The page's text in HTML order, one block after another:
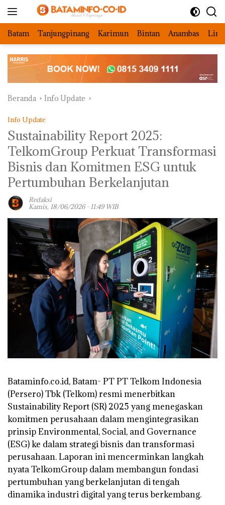
Batam Tanjungpinang Karimun Bintan Anambas
Beranda Info Update
Info Update
Sustainability Report 2025:
TelkomGroup Perkuat Transformasi
Bisnis dan Komitmen ESG untuk
Pertumbuhan Berkelanjutan
Redaksi
Kamis, 18/06/2026 - 11:49 WIB
Bataminfo.co.id, Batam- PT PT Telkom Indonesia
(Persero) Tbk (Telkom) resmi menerbitkan
Sustainability Report (SR) 2025 yang menegaskan
komitmen perusahaan dalam mengintegrasikan
prinsip Environmental, Social, and Governance
(ESG) ke dalam strategi bisnis dan transformasi
perusahaan. Laporan ini mencerminkan langkah
nyata TelkomGroup dalam membangun fondasi
pertumbuhan yang berkelanjutan di tengah
dinamika industri digital yang terus berkembang.